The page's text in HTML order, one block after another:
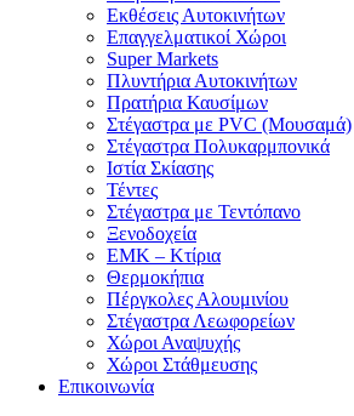
Εκθέσεις Αυτοκινήτων
Επαγγελματικοί Χώροι
Super Markets
Πλυντήρια Αυτοκινήτων
Πρατήρια Καυσίμων
Στέγαστρα με PVC (Μουσαμά)
Στέγαστρα Πολυκαρμπονικά
Ιστία Σκίασης
Τέντες
Στέγαστρα με Τεντόπανο
Ξενοδοχεία
ΕΜΚ – Κτίρια
Θερμοκήπια
Πέργκολες Αλουμινίου
Στέγαστρα Λεωφορείων
Χώροι Αναψυχής
Χώροι Στάθμευσης
Επικοινωνία